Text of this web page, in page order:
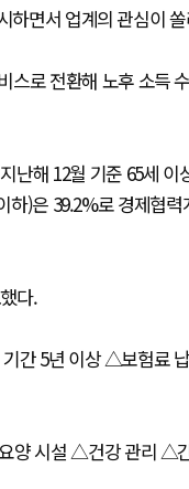
하면서 업계의 관심이
스로 전환해 노후 소득
난해 12월 기준 65세
)은 39.2%로 경제협
다.
간 5년 이상 △보험료
양 시설 △건강 관리 △